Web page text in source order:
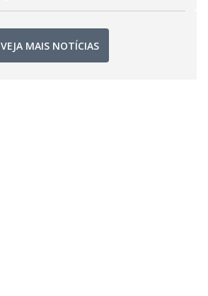
VEJA MAIS NOTÍCIAS